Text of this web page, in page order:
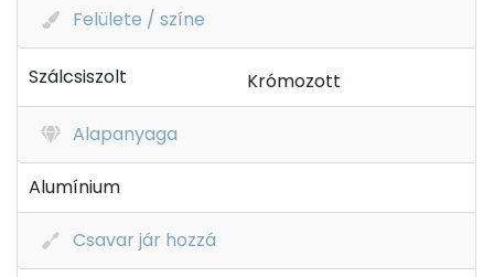
Felülete / színe
Szálcsiszolt Krómozott
Alapanyaga
Alumínium
Csavar jár hozzá